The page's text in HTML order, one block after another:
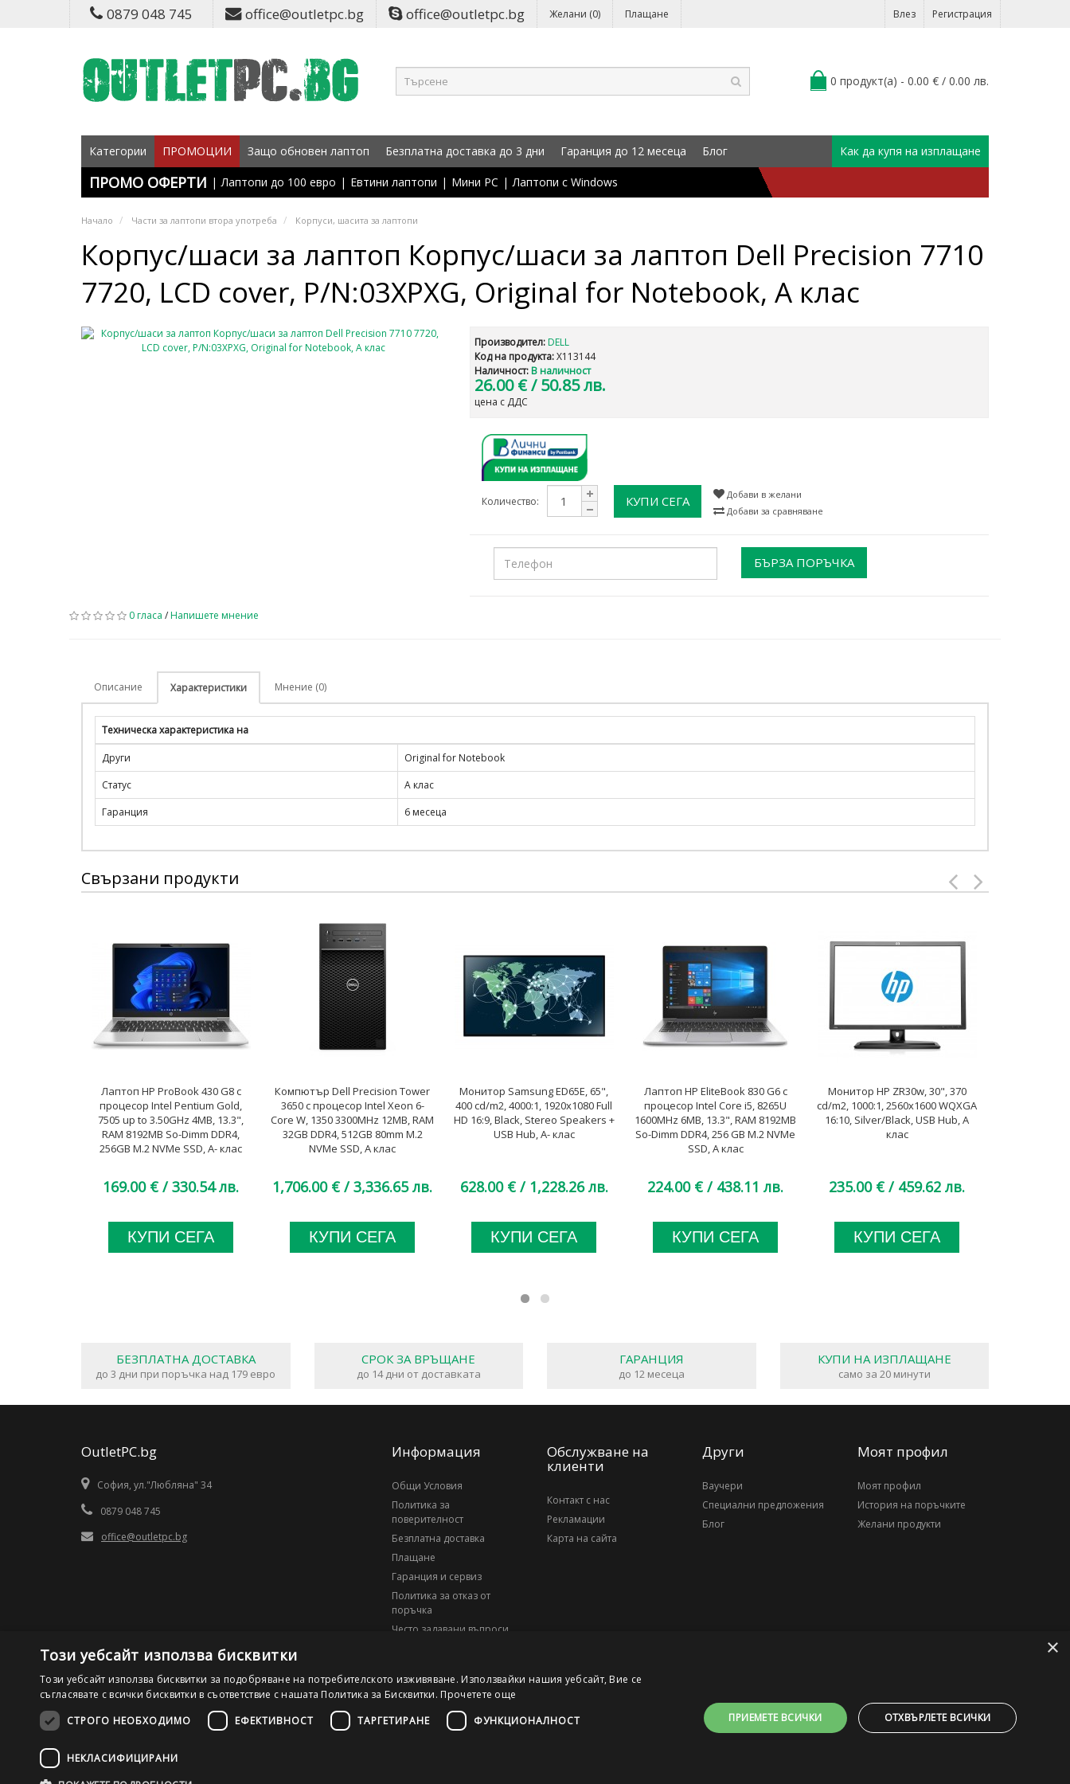
0879 048 745 office@outletpc.bg office@outletpc.bg Желани (0) Плащане Влез Регистрация
0 продукт(а) - 0.00 € / 0.00 лв.
Категории ПРОМОЦИИ Защо обновен лаптоп Безплатна доставка до 3 дни Гаранция до 12 месеца Блог Как да купя на изплащане
ПРОМО ОФЕРТИ | Лаптопи до 100 евро | Евтини лаптопи | Мини PC | Лаптопи с Windows
Начало Части за лаптопи втора употреба Корпуси, шасита за лаптопи
Корпус/шаси за лаптоп Корпус/шаси за лаптоп Dell Precision 7710
7720, LCD cover, P/N:03XPXG, Original for Notebook, A клас
Производител: DELL
Код на продукта: X113144
Наличност: В наличност
26.00 € / 50.85 лв.
цена с ДДС
Количество: КУПИ СЕГА
Добави в желани
Добави за сравняване
БЪРЗА ПОРЪЧКА
0 гласа /Напишете мнение
Описание Характеристики Мнение (0)
Техническа характеристика на
Други
Original for Notebook
Статус
A клас
Гаранция
6 месеца
Свързани продукти
Лаптоп HP ProBook 430 G8 с
процесор Intel Pentium Gold,
7505 up to 3.50GHz 4MB, 13.3",
RAM 8192MB So-Dimm DDR4,
256GB M.2 NVMe SSD, A- клас
169.00 € / 330.54 лв.
КУПИ СЕГА
Компютър Dell Precision Tower
3650 с процесор Intel Xeon 6-
Core W, 1350 3300MHz 12MB, RAM
32GB DDR4, 512GB 80mm M.2
NVMe SSD, A клас
1,706.00 € / 3,336.65 лв.
КУПИ СЕГА
Монитор Samsung ED65E, 65",
400 cd/m2, 4000:1, 1920x1080 Full
HD 16:9, Black, Stereo Speakers +
USB Hub, A- клас
628.00 €/ 1,228.26 лв.
КУПИ СЕГА
Лаптоп HP EliteBook 830 G6 с
процесор Intel Core i5, 8265U
1600MHz 6MB, 13.3", RAM 8192MB
So-Dimm DDR4, 256 GB M.2 NVMe
SSD, A клас
224.00 € / 438.11 лв.
КУПИ СЕГА
Монитор HP ZR30w, 30", 370
cd/m2, 1000:1, 2560x1600 WQXGA
16:10, Silver/Black, USB Hub, А
клас
235.00 € / 459.62 лв.
КУПИ СЕГА
БЕЗПЛАТНА ДОСТАВКА
до 3 дни при поръчка над 179 евро
СРОК ЗА ВРЪЩАНЕ
до 14 дни от доставката
ГАРАНЦИЯ
до 12 месеца
КУПИ НА ИЗПЛАЩАНЕ
само за 20 минути
OutletPC.bg
София, ул."Любляна" 34
0879 048 745
office@outletpc.bg
Информация
Общи Условия
Политика за
поверителност
Безплатна доставка
Плащане
Гаранция и сервиз
Политика за отказ от
поръчка
Често задавани въпроси
Обслужване на
клиенти
Контакт с нас
Рекламации
Карта на сайта
Други
Ваучери
Специални предложения
Блог
Моят профил
Моят профил
История на поръчките
Желани продукти
©2026 OutletPC.bg, Всички права запазени! Ди Ес Ай ООД, ЕИК 203010795
×
Този уебсайт използва бисквитки
Този уебсайт използва бисквитки за подобряване на потребителското изживяване. Използвайки нашия уебсайт, Вие се
съгласявате с всички бисквитки в съответствие с нашата Политика за Бисквитки. Прочетете още
СТРОГО НЕОБХОДИМО
ЕФЕКТИВНОСТ ТАРГЕТИРАНЕ ФУНКЦИОНАЛНОСТ
НЕКЛАСИФИЦИРАНИ
ПРИЕМЕТЕ ВСИЧКИ ОТХВЪРЛЕТЕ ВСИЧКИ